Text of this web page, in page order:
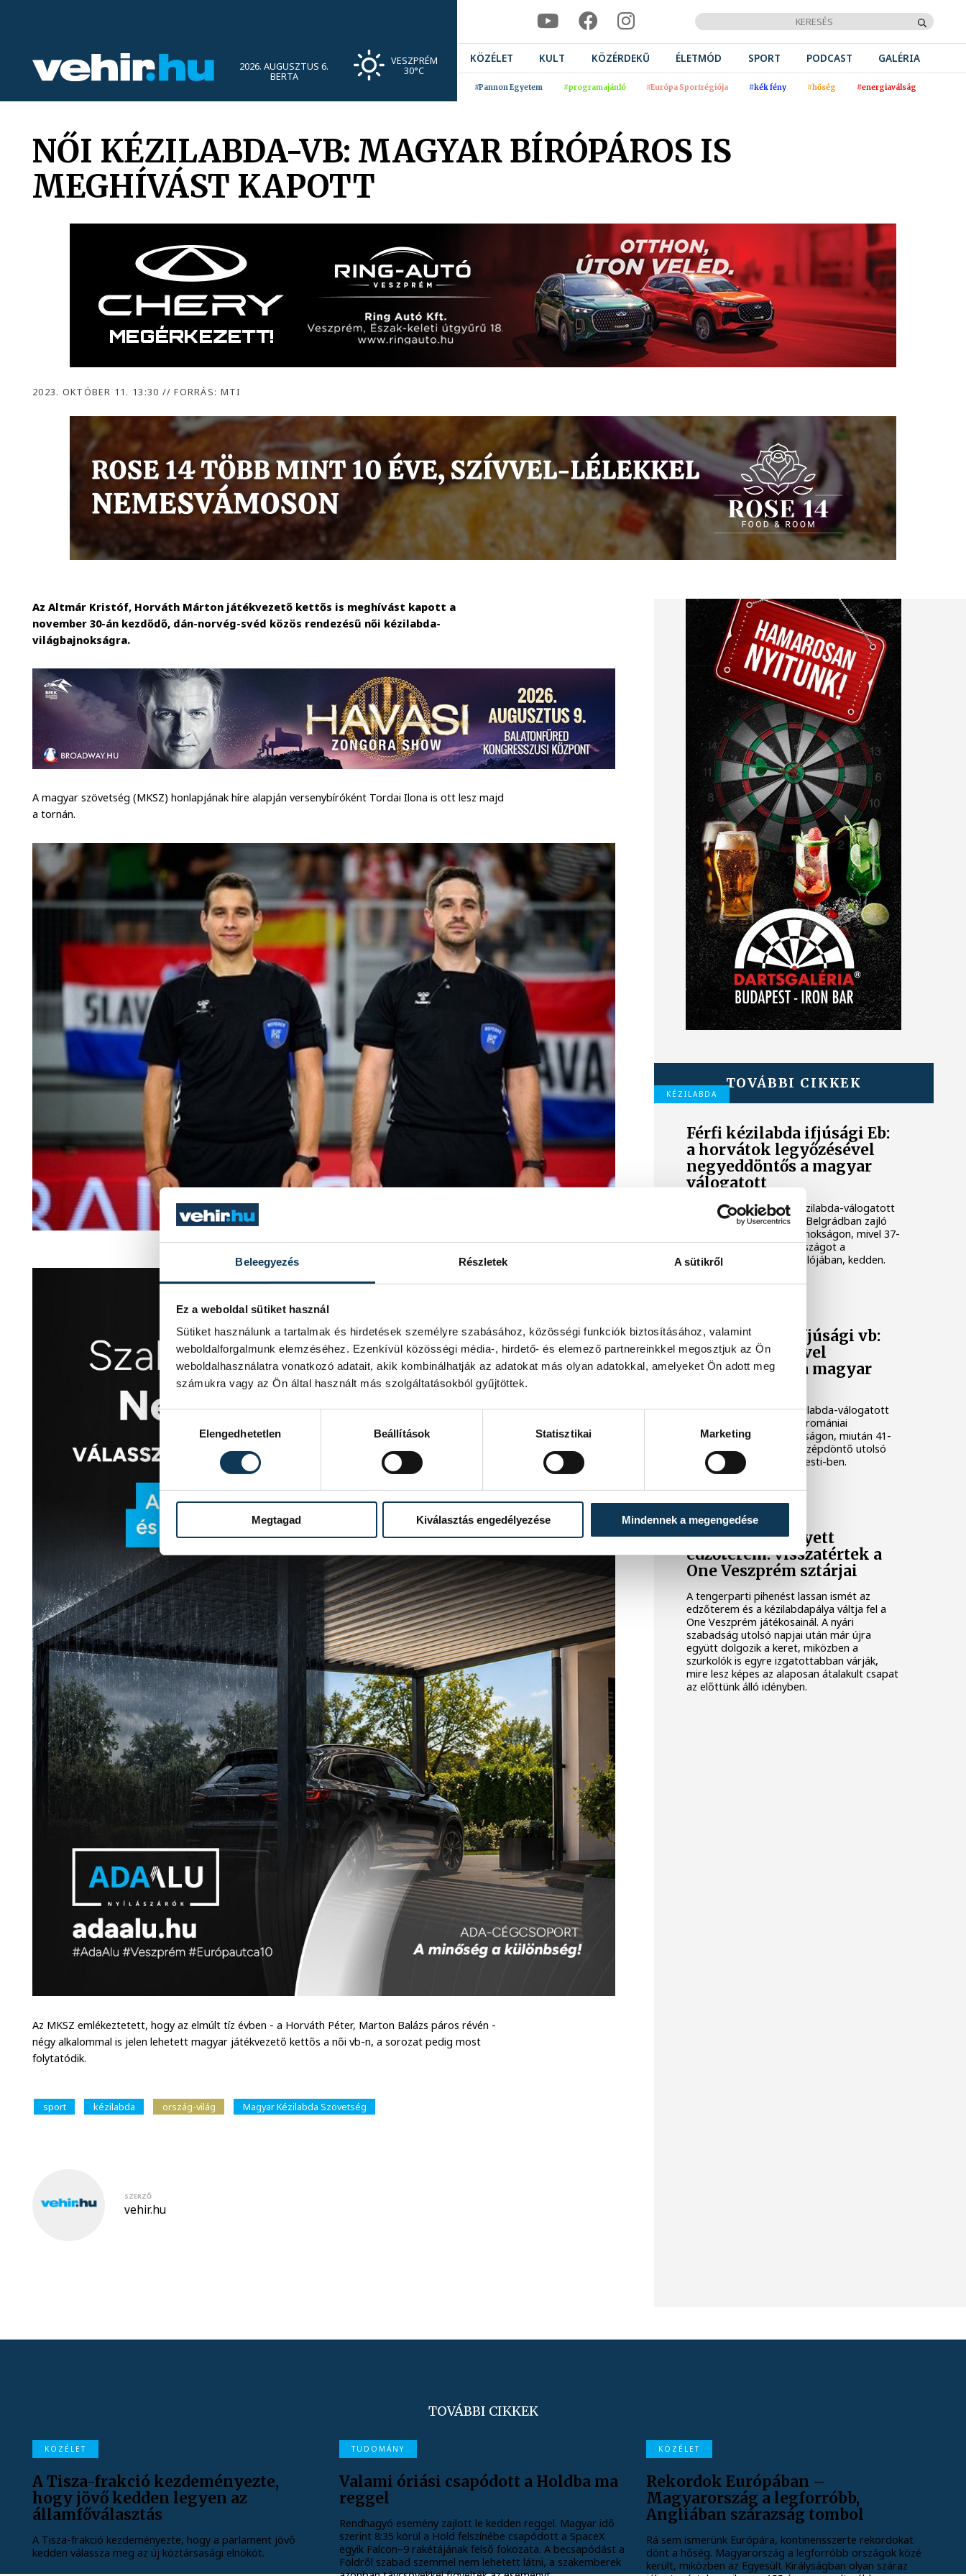
Beleegyezés Részletek A sütikről
Ez a weboldal sütiket használ
Sütiket használunk a tartalmak és hirdetések személyre szabásához, közösségi funkciók biztosításához, valamint
weboldalforgalmunk elemzéséhez. Ezenkívül közösségi média-, hirdető- és elemező partnereinkkel megosztjuk az Ön
weboldalhasználatra vonatkozó adatait, akik kombinálhatják az adatokat más olyan adatokkal, amelyeket Ön adott meg
számukra vagy az Ön által használt más szolgáltatásokból gyűjtöttek.
Hozzájárulás kiválasztása
Elengedhetetlen
Beállítások Statisztikai Marketing
Megtagad Kiválasztás engedélyezése Mindennek a megengedése
2026. AUGUSZTUS 6.
BERTA
VESZPRÉM
30°C
KÖZÉLET KULT KÖZÉRDEKŰ ÉLETMÓD SPORT PODCAST GALÉRIA
#Pannon Egyetem #programajánló #Európa Sportrégiója #kék fény #hőség #energiaválság
NŐI KÉZILABDA-VB: MAGYAR BÍRÓPÁROS IS
MEGHÍVÁST KAPOTT
2023. OKTÓBER 11. 13:30 // FORRÁS: MTI
Az Altmár Kristóf, Horváth Márton játékvezető kettős is meghívást kapott a
november 30-án kezdődő, dán-norvég-svéd közös rendezésű női kézilabda-
világbajnokságra.
A magyar szövetség (MKSZ) honlapjának híre alapján versenybíróként Tordai Ilona is ott lesz majd
a tornán.
Fotó: MKSZ
Az MKSZ emlékeztetett, hogy az elmúlt tíz évben - a Horváth Péter, Marton Balázs páros révén -
négy alkalommal is jelen lehetett magyar játékvezető kettős a női vb-n, a sorozat pedig most
folytatódik.
sport kézilabda ország-világ Magyar Kézilabda Szövetség
SZERZŐ
vehir.hu
TOVÁBBI CIKKEK
KÉZILABDA
Férfi kézilabda ifjúsági Eb:
a horvátok legyőzésével
negyeddöntős a magyar
válogatott
A magyar férfi ifjúsági kézilabda-válogatott
negyeddöntőbe jutott a Belgrádban zajló
korosztályos Európa-bajnokságon, mivel 37-
32-re legyőzte Horvátországot a
középdöntő utolsó fordulójában, kedden.
Női kézilabda ifjúsági vb:
Kína legyőzésével
negyeddöntős a magyar
A magyar női ifjúsági kézilabda-válogatott
negyeddöntőbe jutott a romániai
korosztályos világbajnokságon, miután 41-
36-ra legyőzte Kínát a középdöntő utolsó
fordulójában, kedden Pitesti-ben.
Tengerpart helyett
edzőterem: visszatértek a
One Veszprém sztárjai
A tengerparti pihenést lassan ismét az
edzőterem és a kézilabdapálya váltja fel a
One Veszprém játékosainál. A nyári
szabadság utolsó napjai után már újra
együtt dolgozik a keret, miközben a
szurkolók is egyre izgatottabban várják,
mire lesz képes az alaposan átalakult csapat
az előttünk álló idényben.
TOVÁBBI CIKKEK
KÖZÉLET
A Tisza-frakció kezdeményezte,
hogy jövő kedden legyen az
államfőválasztás
A Tisza-frakció kezdeményezte, hogy a parlament jövő
kedden válassza meg az új köztársasági elnököt.
TUDOMÁNY
Valami óriási csapódott a Holdba ma
reggel
Rendhagyó esemény zajlott le kedden reggel. Magyar idő
szerint 8:35 körül a Hold felszínébe csapódott a SpaceX
egyik Falcon–9 rakétájának felső fokozata. A becsapódást a
Földről szabad szemmel nem lehetett látni, a szakemberek
KÖZÉLET
Rekordok Európában –
Magyarország a legforróbb,
Angliában szárazság tombol
Rá sem ismerünk Európára, kontinensszerte rekordokat
dönt a hőség. Magyarország a legforróbb országok közé
került, miközben az Egyesült Királyságban olyan száraz